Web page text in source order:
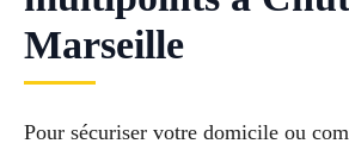
Marseille
Pour sécuriser votre domicile ou